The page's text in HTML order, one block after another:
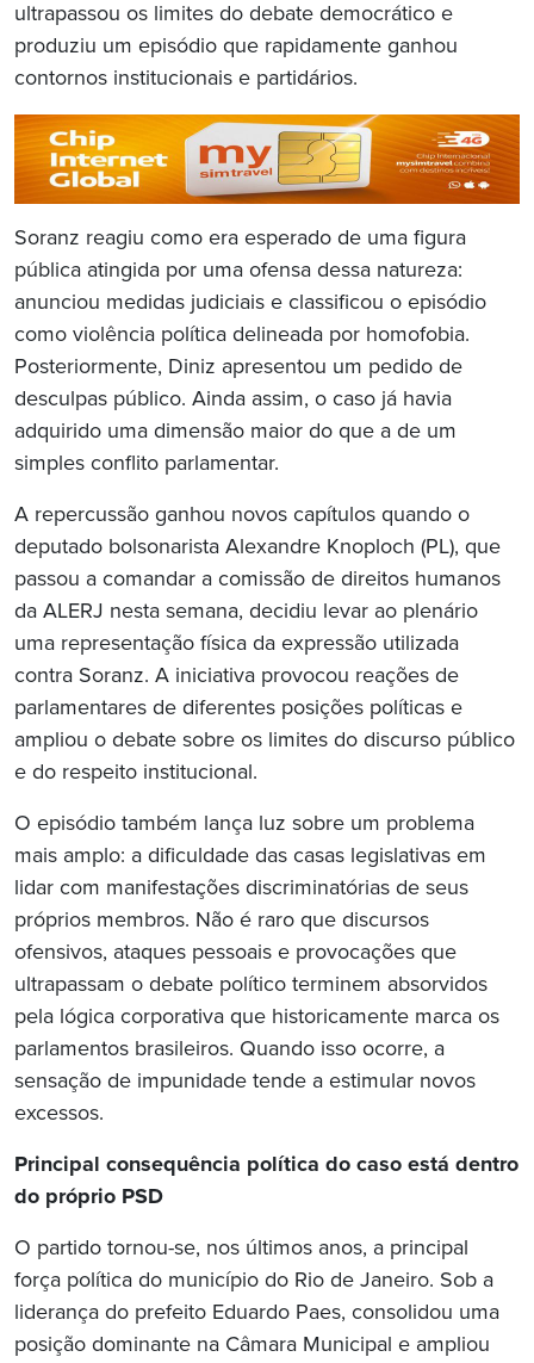
ultrapassou os limites do debate democrático e
produziu um episódio que rapidamente ganhou
contornos institucionais e partidários.
Soranz reagiu como era esperado de uma figura
pública atingida por uma ofensa dessa natureza:
anunciou medidas judiciais e classificou o episódio
como violência política delineada por homofobia.
Posteriormente, Diniz apresentou um pedido de
desculpas público. Ainda assim, o caso já havia
adquirido uma dimensão maior do que a de um
simples conflito parlamentar.
A repercussão ganhou novos capítulos quando o
deputado bolsonarista Alexandre Knoploch (PL), que
passou a comandar a comissão de direitos humanos
da ALERJ nesta semana, decidiu levar ao plenário
uma representação física da expressão utilizada
contra Soranz. A iniciativa provocou reações de
parlamentares de diferentes posições políticas e
ampliou o debate sobre os limites do discurso público
e do respeito institucional.
O episódio também lança luz sobre um problema
mais amplo: a dificuldade das casas legislativas em
lidar com manifestações discriminatórias de seus
próprios membros. Não é raro que discursos
ofensivos, ataques pessoais e provocações que
ultrapassam o debate político terminem absorvidos
pela lógica corporativa que historicamente marca os
parlamentos brasileiros. Quando isso ocorre, a
sensação de impunidade tende a estimular novos
excessos.
Principal consequência política do caso está dentro
do próprio PSD
O partido tornou-se, nos últimos anos, a principal
força política do município do Rio de Janeiro. Sob a
liderança do prefeito Eduardo Paes, consolidou uma
posição dominante na Câmara Municipal e ampliou